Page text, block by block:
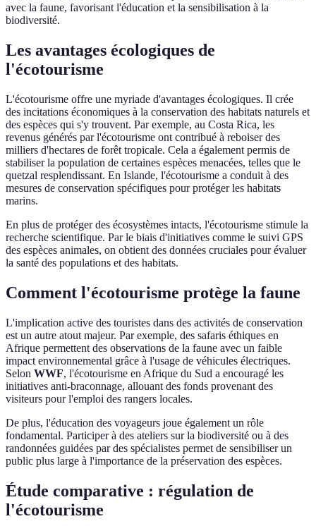
avec la faune, favorisant l'éducation et la sensibilisation à la
biodiversité.
Les avantages écologiques de
l'écotourisme
L'écotourisme offre une myriade d'avantages écologiques. Il crée
des incitations économiques à la conservation des habitats naturels et
des espèces qui s'y trouvent. Par exemple, au Costa Rica, les
revenus générés par l'écotourisme ont contribué à reboiser des
milliers d'hectares de forêt tropicale. Cela a également permis de
stabiliser la population de certaines espèces menacées, telles que le
quetzal resplendissant. En Islande, l'écotourisme a conduit à des
mesures de conservation spécifiques pour protéger les habitats
marins.
En plus de protéger des écosystèmes intacts, l'écotourisme stimule la
recherche scientifique. Par le biais d'initiatives comme le suivi GPS
des espèces animales, on obtient des données cruciales pour évaluer
la santé des populations et des habitats.
Comment l'écotourisme protège la faune
L'implication active des touristes dans des activités de conservation
est un autre atout majeur. Par exemple, des safaris éthiques en
Afrique permettent des observations de la faune avec un faible
impact environnemental grâce à l'usage de véhicules électriques.
Selon WWF, l'écotourisme en Afrique du Sud a encouragé les
initiatives anti-braconnage, allouant des fonds provenant des
visiteurs pour l'emploi des rangers locales.
De plus, l'éducation des voyageurs joue également un rôle
fondamental. Participer à des ateliers sur la biodiversité ou à des
randonnées guidées par des spécialistes permet de sensibiliser un
public plus large à l'importance de la préservation des espèces.
Étude comparative : régulation de
l'écotourisme